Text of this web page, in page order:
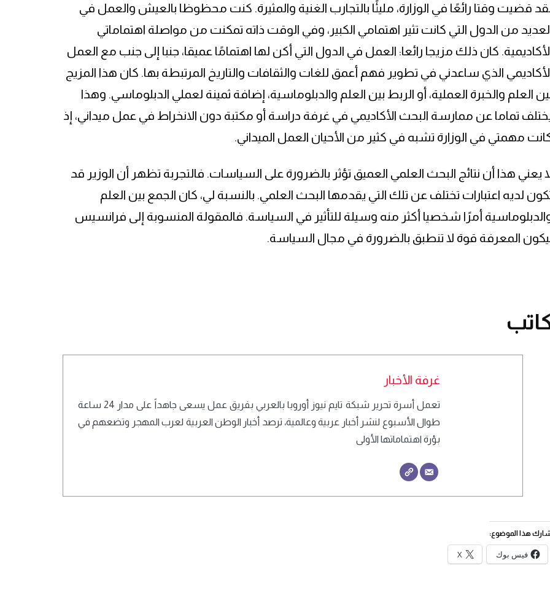
قضيت وقتا رائعًا في الوزارة، مليئًا بالتجارب الغنية والمثيرة. كنت محظوظا بالعيش والعمل في
من الدول التي كانت تثير اهتمامي الكبير، وفي الوقت ذاته تمكنت من مواصلة اهتماماتي
كان ذلك مزيجا رائعا: العمل في الدول التي أكن لها اهتمامًا عميقا، جنبا إلى جنب مع العمل
الذي ساعدني في تطوير فهم أعمق للغات والثقافات والتاريخ المرتبطة بها. كان هذا المزيج
العلم والخبرة العملية، أو الربط بين العلم والدبلوماسية، إضافة ثمينة لعملي الدبلوماسي. وهذا
تماما عن ممارسة البحث الأكاديمي في غرفة دراسة أو مكتبة دون الانخراط في عمل ميداني، إذ
مهمتي في الوزارة تشبه في كثير من الأحيان العمل الميداني.
يعني هذا أن نتائج البحث العلمي العميق تؤثر بالضرورة على السياسات. فالتجربة تظهر أن الوزير قد
لديه اعتبارات تختلف عن تلك التي يقدمها البحث العلمي. بالنسبة لي، كان الجمع بين العلم
أمرًا شخصيا أكثر منه وسيلة للتأثير في السياسة. فالمقولة المنسوبة إلى فرانسيس
المعرفة قوة لا تنطبق بالضرورة في مجال السياسة.
غرفة الأخبار
تعمل أسرة تحرير شبكة تايم نيوز أوروبا بالعربي بفريق عمل يسعى جاهداً على مدار 24 ساعة
طوال الأسبوع لنشر أخبار عربية وعالمية، ترصد أخبار الوطن العربية لعرب المهجر وتضعهم في
بؤرة اهتماماتها الأولى
هذا الموضوع:
فيس بوك X